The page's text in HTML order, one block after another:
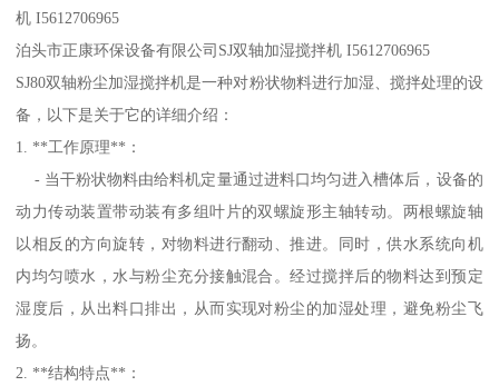
机 I5612706965
泊头市正康环保设备有限公司SJ双轴加湿搅拌机 I5612706965
SJ80双轴粉尘加湿搅拌机是一种对粉状物料进行加湿、搅拌处理的设
备，以下是关于它的详细介绍：
1. **工作原理**：
- 当干粉状物料由给料机定量通过进料口均匀进入槽体后，设备的
动力传动装置带动装有多组叶片的双螺旋形主轴转动。两根螺旋轴
以相反的方向旋转，对物料进行翻动、推进。同时，供水系统向机
内均匀喷水，水与粉尘充分接触混合。经过搅拌后的物料达到预定
湿度后，从出料口排出，从而实现对粉尘的加湿处理，避免粉尘飞
扬。
2. **结构特点**：